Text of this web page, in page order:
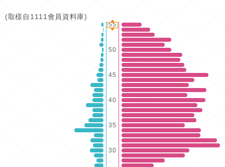
(取樣自1111會員資料庫)
55
50
45
40
35
30